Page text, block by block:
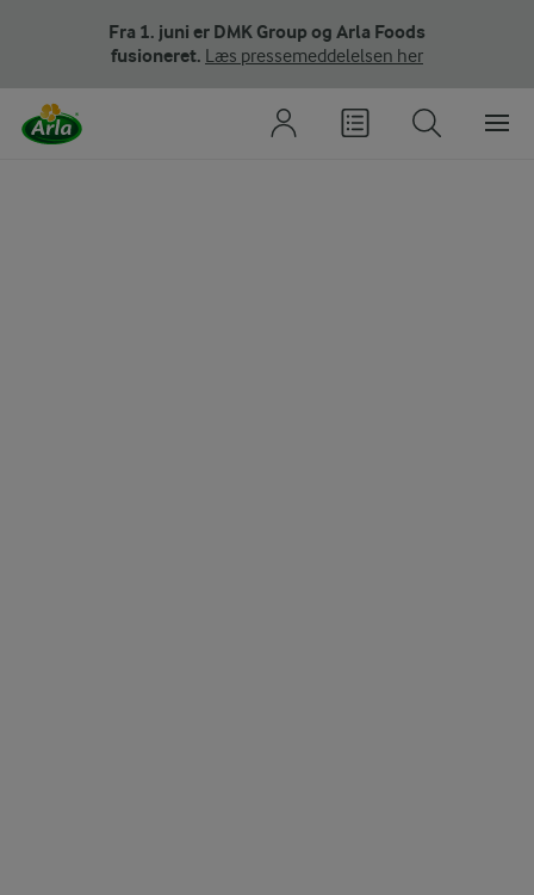
Fra 1. juni er DMK Group og Arla Foods
fusioneret. Læs pressemeddelelsen her